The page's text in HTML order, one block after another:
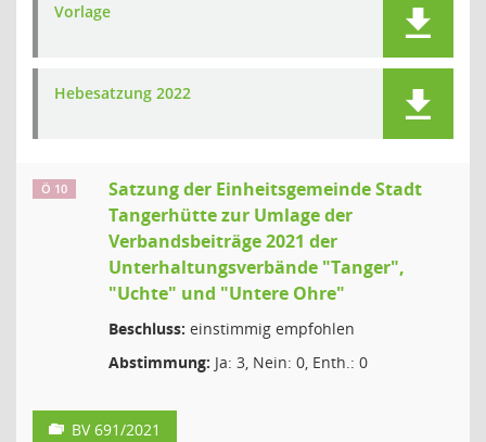
Vorlage
Hebesatzung 2022
Ö 10
Satzung der Einheitsgemeinde Stadt
Tangerhütte zur Umlage der
Verbandsbeiträge 2021 der
Unterhaltungsverbände "Tanger",
"Uchte" und "Untere Ohre"
Beschluss: einstimmig empfohlen
Abstimmung: Ja: 3, Nein: 0, Enth.: 0
BV 691/2021